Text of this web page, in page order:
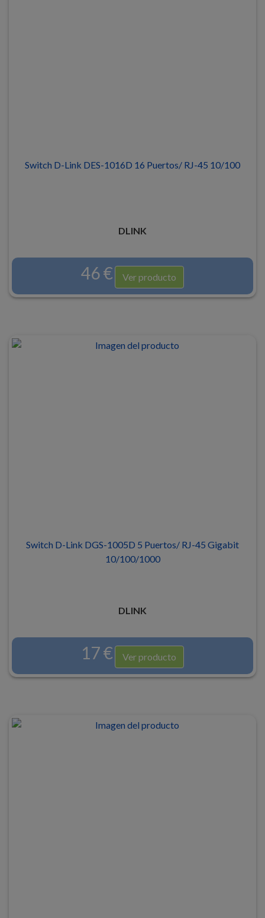
Switch D-Link DES-1016D 16 Puertos/ RJ-45 10/100
DLINK
46 € Ver producto
Switch D-Link DGS-1005D 5 Puertos/ RJ-45 Gigabit
10/100/1000
DLINK
17 € Ver producto